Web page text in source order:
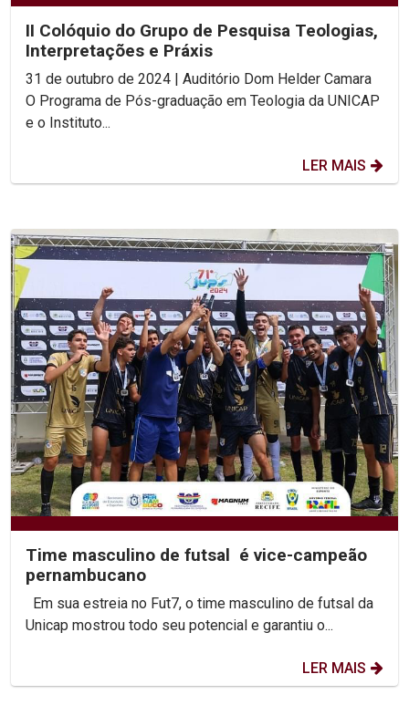
II Colóquio do Grupo de Pesquisa Teologias,
Interpretações e Práxis
31 de outubro de 2024 | Auditório Dom Helder Camara
O Programa de Pós-graduação em Teologia da UNICAP
e o Instituto...
LER MAIS
Time masculino de futsal é vice-campeão
pernambucano
Unicap mostrou todo seu potencial e garantiu o...
LER MAIS